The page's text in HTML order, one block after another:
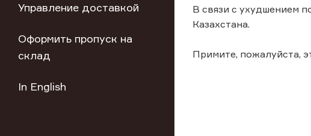
Управление доставкой
Оформить пропуск на
склад
In English
В связи с ухудшением
Казахстана.
Примите, пожалуйста,